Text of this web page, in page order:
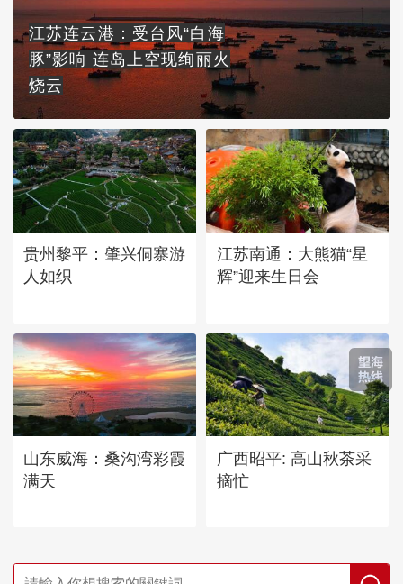
江苏连云港：受台风“白海
豚”影响 连岛上空现绚丽火
烧云
贵州黎平：肇兴侗寨游
人如织
江苏南通：大熊猫“星
辉”迎来生日会
山东威海：桑沟湾彩霞
满天
广西昭平: 高山秋茶采
摘忙